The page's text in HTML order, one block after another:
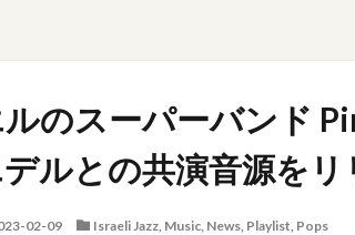
のスーパーバンド
ルとの共演音源をリ
02-09 Israeli Jazz, Music, News, Playlist, Pops